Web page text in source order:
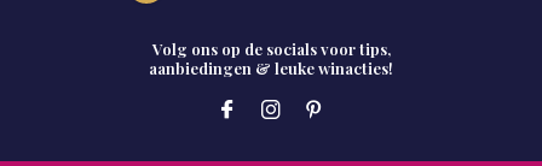
Volg ons op de socials voor tips,
aanbiedingen & leuke winacties!